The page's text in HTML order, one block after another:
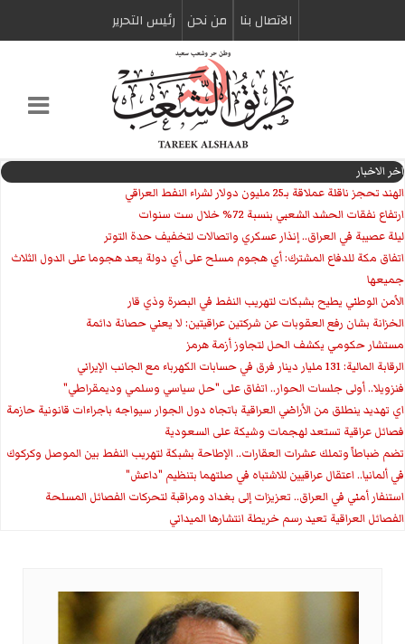
الاتصال بنا من نحن رئیس التحریر
اخر الاخبار
الهند تحجز ناقلة عملاقة بـ25 مليون دولار لشراء النفط العراقي
ارتفاع نفقات الحشد الشعبي بنسبة 72% خلال ست سنوات
ليلة عصيبة في العراق.. إنذار عسكري واتصالات لتخفيف حدة التوتر
‏اتفاق مكة للدفاع المشترك: أي هجوم مسلح على أي دولة يعد هجوما على الدول الثلاث
جميعها
الأمن الوطني يطيح بشبكات لتهريب النفط في البصرة وذي قار
الخزانة بشان رفع العقوبات عن شركتين عراقيتين: لا يعني حصانة دائمة
مستشار حكومي يكشف الحل لتجاوز أزمة هرمز
الرقابة المالية: 131 مليار دينار فرق في حسابات الكهرباء مع الجانب الإيراني
فنزويلا.. أولى جلسات الحوار.. اتفاق على "حل سياسي وسلمي وديمقراطي"
اي تهديد ينطلق من الأراضي العراقية باتجاه دول الجوار سيواجه باجراءات قانونية حازمة
فصائل عراقية تستعد لهجمات وشيكة على السعودية
تضم ضباطاً وتملك عشرات العقارات.. الإطاحة بشبكة لتهريب النفط بين الموصل وكركوك
في ألمانيا.. اعتقال عراقيين للاشتباه في صلتهما بتنظيم "داعش"
استنفار أمني في العراق.. تعزيزات إلى بغداد ومراقبة لتحركات الفصائل المسلحة
الفصائل العراقية تعيد رسم خريطة انتشارها الميداني